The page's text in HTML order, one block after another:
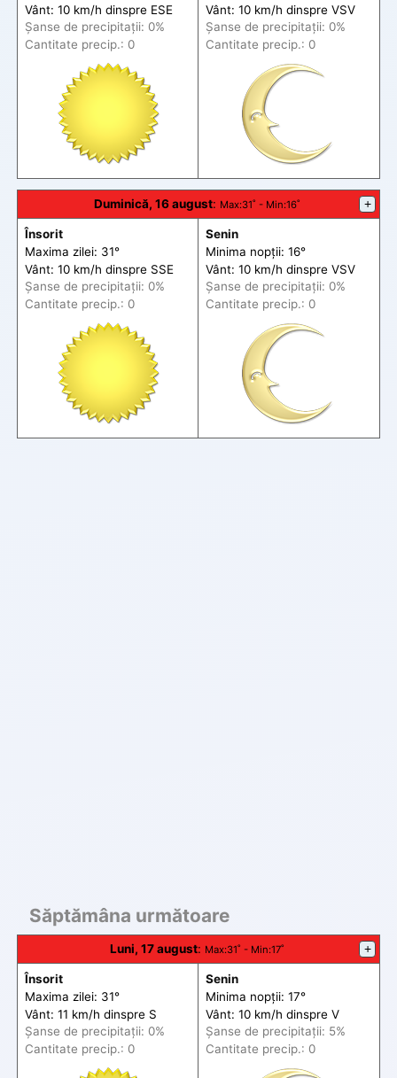
Vânt: 10 km/h dinspre ESE
Șanse de precipitații: 0%
Cantitate precip.: 0
Vânt: 10 km/h dinspre VSV
Șanse de precipitații: 0%
Cantitate precip.: 0
Duminică, 16 august: Max:31˚ - Min:16˚ +
Însorit
Maxima zilei: 31°
Vânt: 10 km/h dinspre SSE
Șanse de precipitații: 0%
Cantitate precip.: 0
Senin
Minima nopții: 16°
Vânt: 10 km/h dinspre VSV
Șanse de precipitații: 0%
Cantitate precip.: 0
Săptămâna următoare
Luni, 17 august: Max:31˚ - Min:17˚ +
Însorit
Maxima zilei: 31°
Vânt: 11 km/h dinspre S
Șanse de precipitații: 0%
Cantitate precip.: 0
Senin
Minima nopții: 17°
Vânt: 10 km/h dinspre V
Șanse de precipitații: 5%
Cantitate precip.: 0